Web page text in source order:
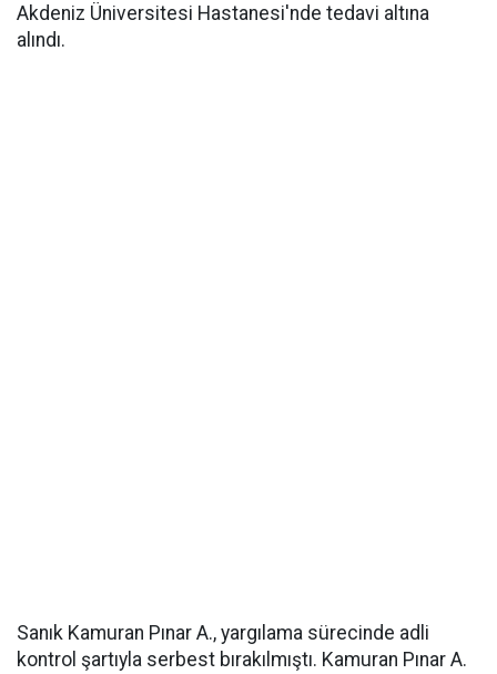
Akdeniz Üniversitesi Hastanesi'nde tedavi altına
alındı.
Sanık Kamuran Pınar A., yargılama sürecinde adli
kontrol şartıyla serbest bırakılmıştı. Kamuran Pınar A.